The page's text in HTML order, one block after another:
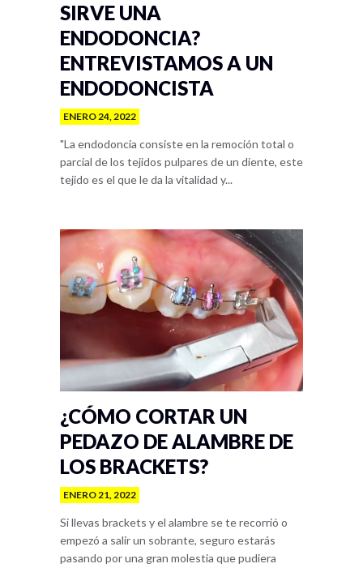
SIRVE UNA
ENDODONCIA?
ENTREVISTAMOS A UN
ENDODONCISTA
ENERO 24, 2022
"La endodoncia consiste en la remoción total o
parcial de los tejidos pulpares de un diente, este
tejido es el que le da la vitalidad y...
¿CÓMO CORTAR UN
PEDAZO DE ALAMBRE DE
LOS BRACKETS?
ENERO 21, 2022
Si llevas brackets y el alambre se te recorrió o
empezó a salir un sobrante, seguro estarás
pasando por una gran molestia que pudiera